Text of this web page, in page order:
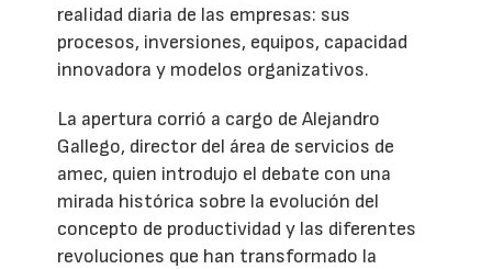
realidad diaria de las empresas: sus
procesos, inversiones, equipos, capacidad
innovadora y modelos organizativos.
La apertura corrió a cargo de Alejandro
Gallego, director del área de servicios de
amec, quien introdujo el debate con una
mirada histórica sobre la evolución del
concepto de productividad y las diferentes
revoluciones que han transformado la